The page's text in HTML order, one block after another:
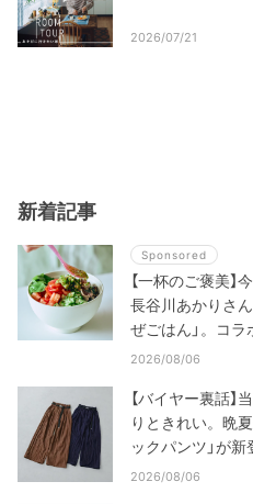
2026/07/21
新着記事
Sponsored
【一杯のご褒美】
長谷川あかりさ
ぜごはん」。コ
2026/08/06
【バイヤー裏話
りときれい。晩
ックパンツ」が新
2026/08/06